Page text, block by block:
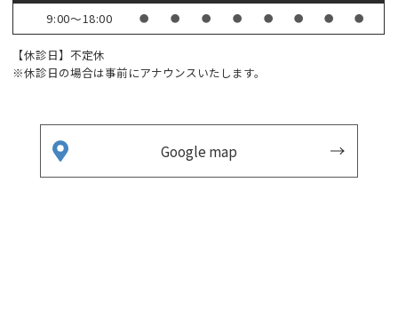
9:00～18:00 ● ● ● ● ● ● ● ●
【休診日】不定休
※休診日の場合は事前にアナウンスいたします。
Google map